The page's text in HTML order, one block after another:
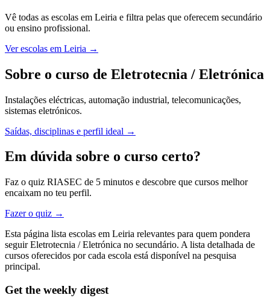
Vê todas as escolas em Leiria e filtra pelas que oferecem secundário
ou ensino profissional.
Ver escolas em Leiria →
Sobre o curso de Eletrotecnia / Eletrónica
Instalações eléctricas, automação industrial, telecomunicações,
sistemas eletrónicos.
Saídas, disciplinas e perfil ideal →
Em dúvida sobre o curso certo?
Faz o quiz RIASEC de 5 minutos e descobre que cursos melhor
encaixam no teu perfil.
Fazer o quiz →
Esta página lista escolas em Leiria relevantes para quem pondera
seguir Eletrotecnia / Eletrónica no secundário. A lista detalhada de
cursos oferecidos por cada escola está disponível na pesquisa
principal.
Get the weekly digest